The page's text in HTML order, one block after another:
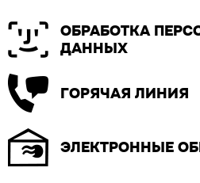
ОБРАБОТКА
ДАННЫХ
ГОРЯЧАЯ ЛИНИЯ
ЭЛЕКТРОННЫЕ